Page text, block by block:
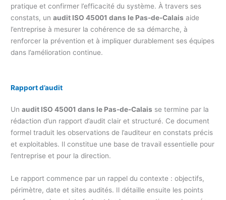
pratique et confirmer l’efficacité du système. À travers ses
constats, unaudit ISO 45001 dans le Pas-de-Calais aide
l’entreprise à mesurer la cohérence de sa démarche, à
renforcer la prévention et à impliquer durablement ses équipes
dans l’amélioration continue.
Rapport d’audit
Unaudit ISO 45001 dans le Pas-de-Calais se termine par la
rédaction d’un rapport d’audit clair et structuré. Ce document
formel traduit les observations de l’auditeur en constats précis
et exploitables. Il constitue une base de travail essentielle pour
l’entreprise et pour la direction.
Le rapport commence par un rappel du contexte : objectifs,
périmètre, date et sites audités. Il détaille ensuite les points